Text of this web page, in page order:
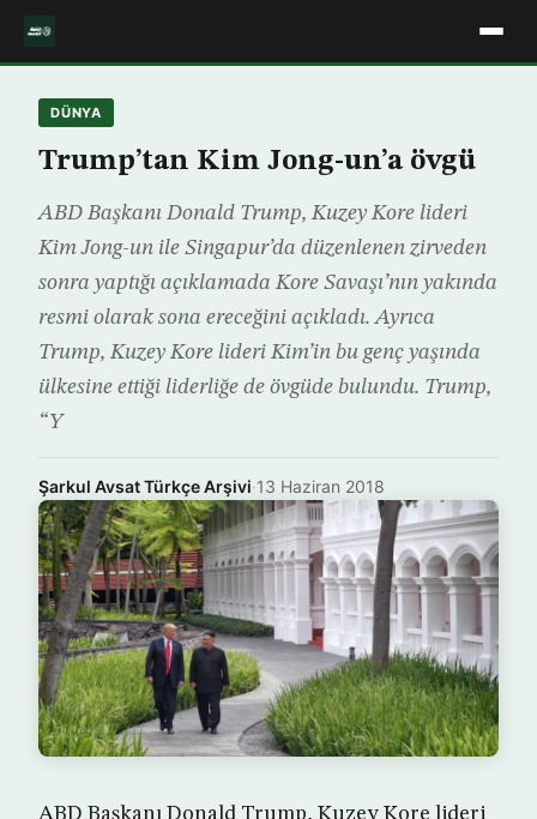
DÜNYA
Trump’tan Kim Jong-un’a övgü
ABD Başkanı Donald Trump, Kuzey Kore lideri
Kim Jong-un ile Singapur’da düzenlenen zirveden
sonra yaptığı açıklamada Kore Savaşı’nın yakında
resmi olarak sona ereceğini açıkladı. Ayrıca
Trump, Kuzey Kore lideri Kim’in bu genç yaşında
ülkesine ettiği liderliğe de övgüde bulundu. Trump,
“Y
Şarkul Avsat Türkçe Arşivi·13 Haziran 2018